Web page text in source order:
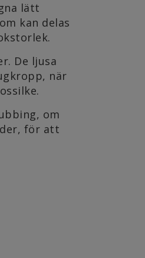
lätt
kan delas
De ljusa
när
om
för att